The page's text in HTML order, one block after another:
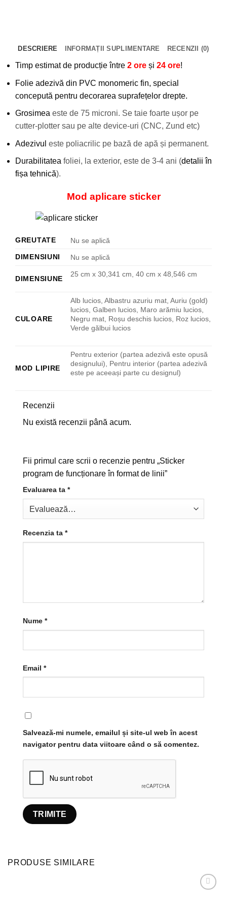
DESCRIERE INFORMAȚII SUPLIMENTARE RECENZII (0)
Timp estimat de producție între 2 ore și 24 ore!
Folie adezivă din PVC monomeric fin, special
concepută pentru decorarea suprafețelor drepte.
Grosimea este de 75 microni. Se taie foarte ușor pe
cutter-plotter sau pe alte device-uri (CNC, Zund etc)
Adezivul este poliacrilic pe bază de apă și permanent.
Durabilitatea foliei, la exterior, este de 3-4 ani (detalii în
fișa tehnică).
Mod aplicare sticker
GREUTATE
Nu se aplică
DIMENSIUNI
Nu se aplică
DIMENSIUNE
25 cm x 30,341 cm, 40 cm x 48,546 cm
CULOARE
Alb lucios, Albastru azuriu mat, Auriu (gold)
lucios, Galben lucios, Maro arămiu lucios,
Negru mat, Roșu deschis lucios, Roz lucios,
Verde gălbui lucios
MOD LIPIRE
Pentru exterior (partea adezivă este opusă
designului), Pentru interior (partea adezivă
este pe aceeași parte cu designul)
Recenzii
Nu există recenzii până acum.
Fii primul care scrii o recenzie pentru „Sticker
program de funcționare în format de linii”
Evaluarea ta *
Recenzia ta *
Nume *
Email *
Salvează-mi numele, emailul și site-ul web în acest
navigator pentru data viitoare când o să comentez.
PRODUSE SIMILARE